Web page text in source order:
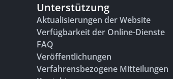
Unterstützung
Aktualisierungen der Website
Verfügbarkeit der Online-Dienste
FAQ
Veröffentlichungen
Verfahrensbezogene Mitteilungen